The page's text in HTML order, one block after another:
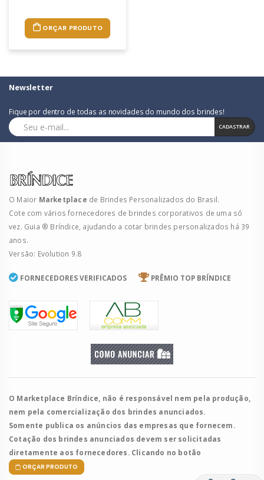
ORÇAR PRODUTO
Newsletter
Fique por dentro de todas as novidades do mundo dos brindes!
CADASTRAR
O Maior Marketplace de Brindes Personalizados do Brasil.
Cote com vários fornecedores de brindes corporativos de uma só
vez. Guia ® Bríndice, ajudando a cotar brindes personalizados há 39
anos.
Versão: Evolution 9.8
FORNECEDORES VERIFICADOS PRÊMIO TOP BRÍNDICE
O Marketplace Bríndice, não é responsável nem pela produção,
nem pela comercialização dos brindes anunciados.
Somente publica os anúncios das empresas que fornecem.
Cotação dos brindes anunciados devem ser solicitadas
diretamente aos fornecedores. Clicando no botão
ORÇAR PRODUTO